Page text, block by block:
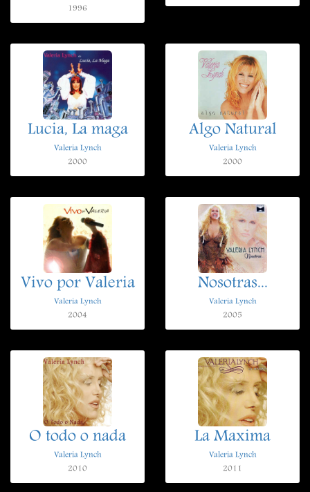
1996
Lucia, La maga
Valeria Lynch
2000
Algo Natural
Valeria Lynch
2000
Vivo por Valeria
Valeria Lynch
2004
Nosotras...
Valeria Lynch
2005
O todo o nada
Valeria Lynch
2010
La Maxima
Valeria Lynch
2011